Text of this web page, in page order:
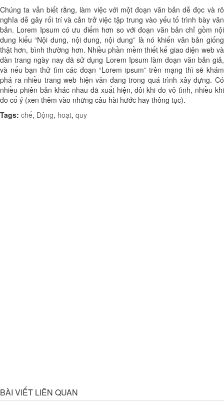
Chúng ta vẫn biết rằng, làm việc với một đoạn văn bản dễ đọc và rõ
nghĩa dễ gây rối trí và cản trở việc tập trung vào yếu tố trình bày văn
bản. Lorem Ipsum có ưu điểm hơn so với đoạn văn bản chỉ gồm nội
dung kiểu “Nội dung, nội dung, nội dung” là nó khiến văn bản giống
thật hơn, bình thường hơn. Nhiều phần mềm thiết kế giao diện web và
dàn trang ngày nay đã sử dụng Lorem Ipsum làm đoạn văn bản giả,
và nếu bạn thử tìm các đoạn “Lorem ipsum” trên mạng thì sẽ khám
phá ra nhiều trang web hiện vẫn đang trong quá trình xây dựng. Có
nhiều phiên bản khác nhau đã xuất hiện, đôi khi do vô tình, nhiều khi
do cố ý (xen thêm vào những câu hài hước hay thông tục).
Tags: chế, Động, hoạt, quy
BÀI VIẾT LIÊN QUAN